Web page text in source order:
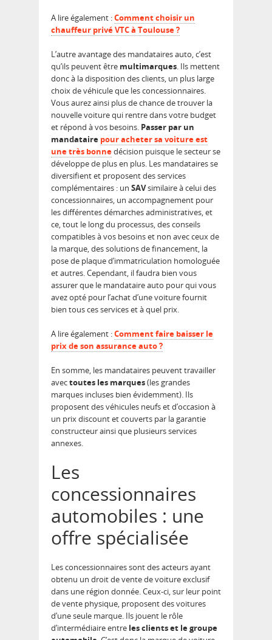
A lire également :Comment choisir un
chauffeur privé VTC à Toulouse ?
L’autre avantage des mandataires auto, c’est
qu’ils peuvent être multimarques. Ils mettent
donc à la disposition des clients, un plus large
choix de véhicule que les concessionnaires.
Vous aurez ainsi plus de chance de trouver la
nouvelle voiture qui rentre dans votre budget
et répond à vos besoins. Passer par un
mandataire pour acheter sa voiture est
une très bonnedécision puisque le secteur se
développe de plus en plus. Les mandataires se
diversifient et proposent des services
complémentaires : un SAVsimilaire à celui des
concessionnaires, un accompagnement pour
les différentes démarches administratives, et
ce, tout le long du processus, des conseils
compatibles à vos besoins et non avec ceux de
la marque, des solutions de financement, la
pose de plaque d’immatriculation homologuée
et autres. Cependant, il faudra bien vous
assurer que le mandataire auto pour qui vous
avez opté pour l’achat d’une voiture fournit
bien tous ces services et à quel prix.
A lire également :Comment faire baisser le
prix de son assurance auto ?
En somme, les mandataires peuvent travailler
avectoutes les marques(les grandes
marques incluses bien évidemment). Ils
proposent des véhicules neufs et d’occasion à
un prix discount et couverts par la garantie
constructeur ainsi que plusieurs services
annexes.
Les
concessionnaires
automobiles : une
offre spécialisée
Les concessionnaires sont des acteurs ayant
obtenu un droit de vente de voiture exclusif
dans une région donnée. Ceux-ci, sur leur point
de vente physique, proposent des voitures
d’une seule marque. Ils jouent le rôle
d’intermédiaire entre les clients et le groupe